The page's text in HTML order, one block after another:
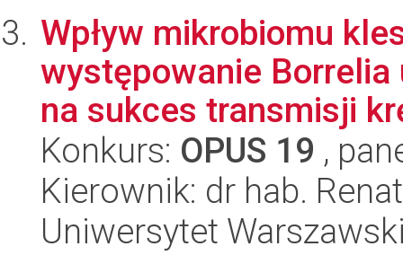
Wpływ mikrobiomu
występowanie
na sukces transmisji
Konkurs: OPUS 19 ,
Kierownik: dr hab.
Uniwersytet